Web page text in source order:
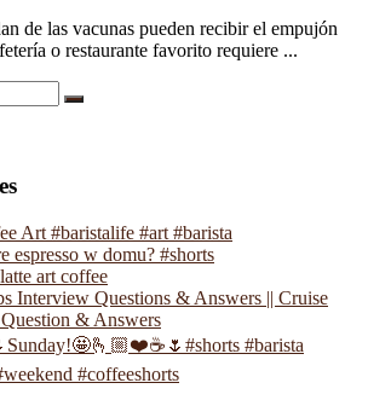
de las vacunas pueden recibir el empujón
o restaurante favorito requiere ...
Art #baristalife #art #barista
espresso w domu? #shorts
art coffee
Interview Questions & Answers || Cruise
& Answers
#barista
#coffeeshorts